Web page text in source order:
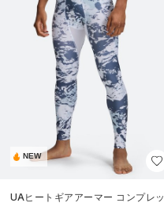
NEW
UAヒートギアアーマー コンプレッ